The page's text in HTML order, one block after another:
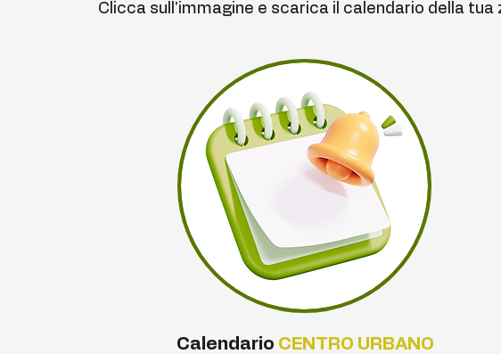
Clicca sull'immagine e scarica il calendario della tua
Calendario CENTRO URBANO